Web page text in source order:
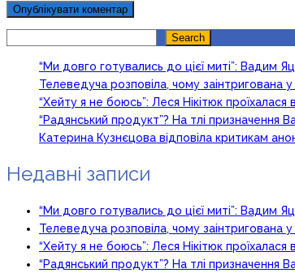
Search
“Ми довго готувались до цієї миті”: Вадим
Телеведуча розповіла, чому заінтригована
“Хейту я не боюсь”: Леся Нікітюк проїхалася
“Радянський продукт”? На тлі
Катерина Кузнєцова відповіла критикам
Недавні записи
“Ми довго готувались до цієї миті”: Вадим
Телеведуча розповіла, чому заінтригована
“Хейту я не боюсь”: Леся Нікітюк проїхалася
“Радянський продукт”? На тлі